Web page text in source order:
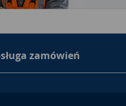
zamówień